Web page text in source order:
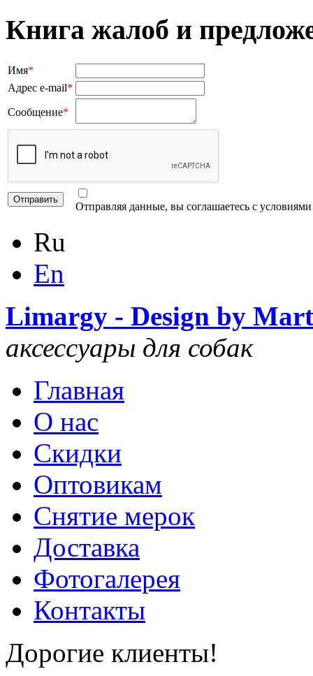
Книга жалоб и
Имя*
Адрес e-mail*
Сообщение*
Отправляя данные, вы соглашаетесь с
Ru
En
Limargy - Design by
аксессуары для собак
Главная
О нас
Скидки
Оптовикам
Снятие мерок
Доставка
Фотогалерея
Контакты
Дорогие клиенты!